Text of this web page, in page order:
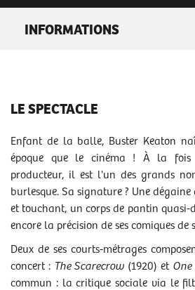
INFORMATIONS
DURÉE :45mn
TARIF B :de 8 à 28 €
PUBLIC :à voir en famille, à partir
RENDEZ-VOUS
mar 23/12/2025 - 18h00
ACCESSIBILITÉ
LE SPECTACLE
Enfant de la balle, Buster Keaton
époque que le cinéma ! À la fois
producteur, il est l'un des grands
burlesque. Sa signature ? Une
et touchant, un corps de pantin quasi-
encore la précision de ses comiques de
Deux de ses courts-métrages
concert : The Scarecrow (1920) et One
commun : la critique sociale via le